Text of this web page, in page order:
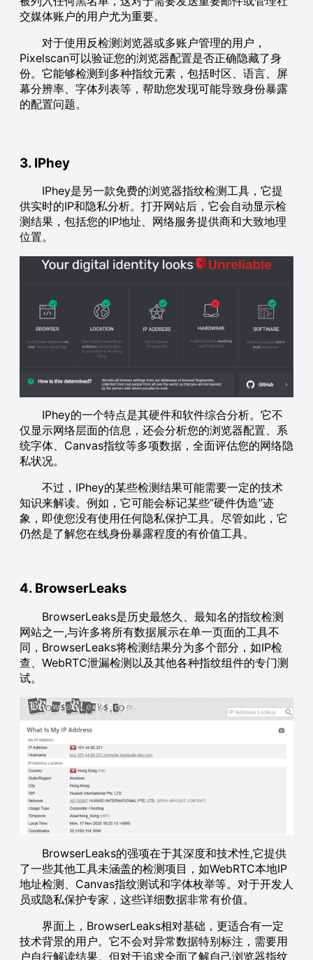
交媒体账户的用户尤为重要。
对于使用反检测浏览器或多账户管理的用户，
Pixelscan可以验证您的浏览器配置是否正确隐藏了身
份。它能够检测到多种指纹元素，包括时区、语言、屏
幕分辨率、字体列表等，帮助您发现可能导致身份暴露
的配置问题。
3. IPhey
IPhey是另一款免费的浏览器指纹检测工具，它提
供实时的IP和隐私分析。打开网站后，它会自动显示检
测结果，包括您的IP地址、网络服务提供商和大致地理
位置。
IPhey的一个特点是其硬件和软件综合分析。它不
仅显示网络层面的信息，还会分析您的浏览器配置、系
统字体、Canvas指纹等多项数据，全面评估您的网络隐
私状况。
不过，IPhey的某些检测结果可能需要一定的技术
知识来解读。例如，它可能会标记某些“硬件伪造”迹
象，即使您没有使用任何隐私保护工具。尽管如此，它
仍然是了解您在线身份暴露程度的有价值工具。
4. BrowserLeaks
BrowserLeaks是历史最悠久、最知名的指纹检测
网站之一,与许多将所有数据展示在单一页面的工具不
同，BrowserLeaks将检测结果分为多个部分，如IP检
查、WebRTC泄漏检测以及其他各种指纹组件的专门测
试。
BrowserLeaks的强项在于其深度和技术性,它提供
了一些其他工具未涵盖的检测项目，如WebRTC本地IP
地址检测、Canvas指纹测试和字体枚举等。对于开发人
员或隐私保护专家，这些详细数据非常有价值。
界面上，BrowserLeaks相对基础，更适合有一定
技术背景的用户。它不会对异常数据特别标注，需要用
户自行解读结果。但对于追求全面了解自己浏览器指纹